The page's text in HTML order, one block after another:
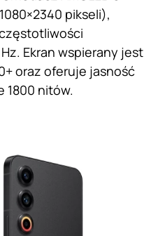
pikseli),
Ekran wspierany jest
oraz oferuje jasność
1800 nitów.